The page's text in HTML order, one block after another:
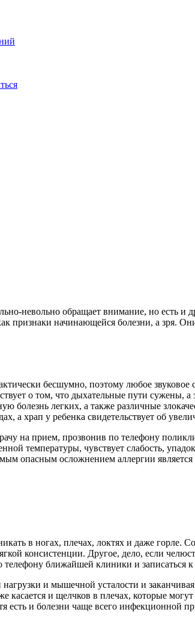
невольно обращает внимание, но есть
начинающейся болезни, а зря.
бесшумно, поэтому любое
о том, что дыхательные пути сужены,
легких, а также различные
а храп у ребенка свидетельствует об
на прием, прозвонив по телефону​
температуры, чувствует слабость,
опасным осложнением аллергии
в ногах, плечах, локтях и даже
консистенции. Другое, дело, если
ближайшей клиники и записаться
и мышечной усталости и
и щелчков в плечах, которые
и болезни чаще всего инфекционной